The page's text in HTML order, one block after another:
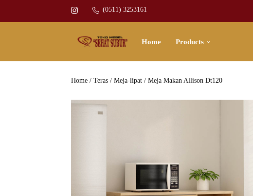
(0511) 3253161
Home Products
Home /Teras /Meja-lipat / Meja Makan Allison Dt120